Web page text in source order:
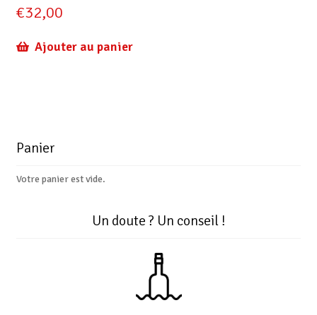
€32,00
Ajouter au panier
Panier
Votre panier est vide.
Un doute ? Un conseil !